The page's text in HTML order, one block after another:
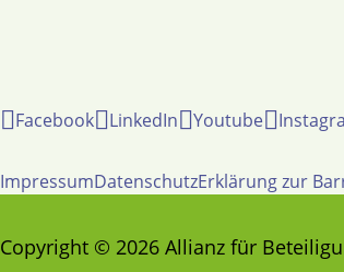
Facebook LinkedIn Youtube
ImpressumDatenschutzErklärung zur
Copyright © 2026 Allianz für